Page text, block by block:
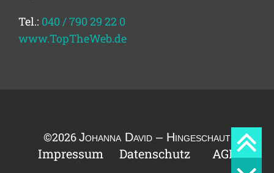
Tel.: 040 / 790 29 22 0
www.TopTheWeb.de
©2026Johanna David – Hingeschaut
Impressum Datenschutz AGB